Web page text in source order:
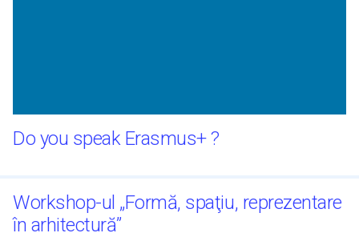
Do you speak Erasmus+ ?
Workshop-ul „Formă, spaţiu, reprezentare
în arhitectură”